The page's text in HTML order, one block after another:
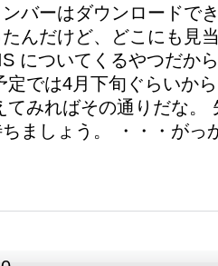
バーはダウンロードで
んだけど、どこにも見
についてくるやつだか
定では4月下旬ぐらいか
てみればその通りだな。
ましょう。 ・・・がっ